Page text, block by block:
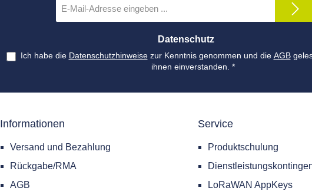
Mail-
Adresse
Datenschutz
Ich habe die Datenschutzhinweisezur Kenntnis genommen und die AGB
ihnen einverstanden. *
Informationen
Versand und Bezahlung
Rückgabe/RMA
AGB
Service
Produktschulung
LoRaWAN AppKeys